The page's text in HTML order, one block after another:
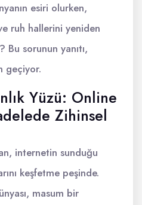
esiri olurken,
ruh hallerini yeniden
Bu sorunun yanıtı,
geçiyor.
Yüzü: Online
Zihinsel
internetin sunduğu
keşfetme peşinde.
masum bir